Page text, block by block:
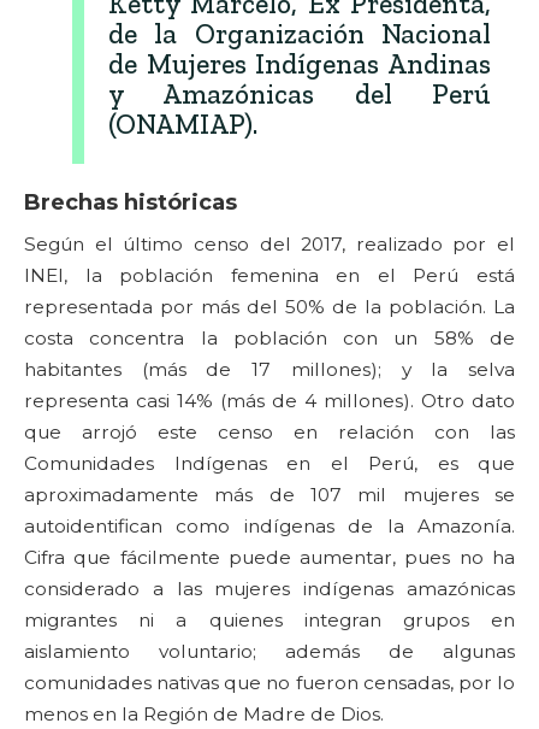
de la Organización Nacional
de Mujeres Indígenas Andinas
y Amazónicas del Perú
(ONAMIAP).
Brechas históricas
Según el último censo del 2017, realizado por el
INEI, la población femenina en el Perú está
representada por más del 50% de la población. La
costa concentra la población con un 58% de
habitantes (más de 17 millones); y la selva
representa casi 14% (más de 4 millones). Otro dato
que arrojó este censo en relación con las
Comunidades Indígenas en el Perú, es que
aproximadamente más de 107 mil mujeres se
autoidentifican como indígenas de la Amazonía.
Cifra que fácilmente puede aumentar, pues no ha
considerado a las mujeres indígenas amazónicas
migrantes ni a quienes integran grupos en
aislamiento voluntario; además de algunas
comunidades nativas que no fueron censadas, por lo
menos en la Región de Madre de Dios.